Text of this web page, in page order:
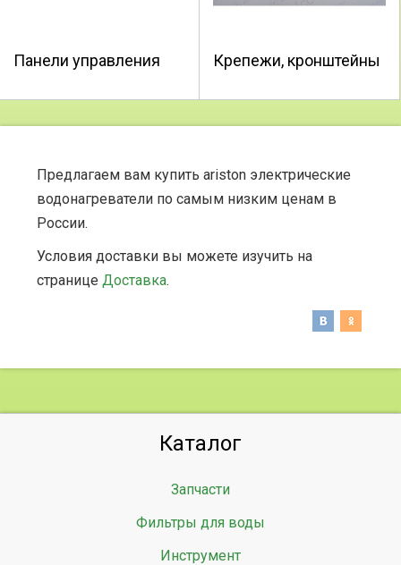
Панели управления Крепежи, кронштейны
Предлагаем вам купить ariston электрические
водонагреватели по самым низким ценам в
России.
Условия доставки вы можете изучить на
странице Доставка.
Каталог
Запчасти
Фильтры для воды
Инструмент